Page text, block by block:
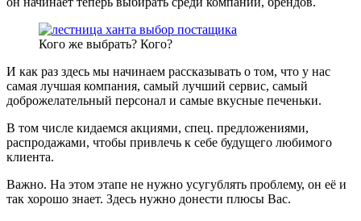
Кого же выбрать? Кого?
И как раз здесь мы начинаем рассказывать о том, что у нас
самая лучшая компания, самый лучший сервис, самый
доброжелательный персонал и самые вкусные печеньки.
В том числе кидаемся акциями, спец. предложениями,
распродажами, чтобы привлечь к себе будущего любимого
клиента.
Важно. На этом этапе не нужно усугублять проблему, он её и
так хорошо знает. Здесь нужно донести плюсы Вас.